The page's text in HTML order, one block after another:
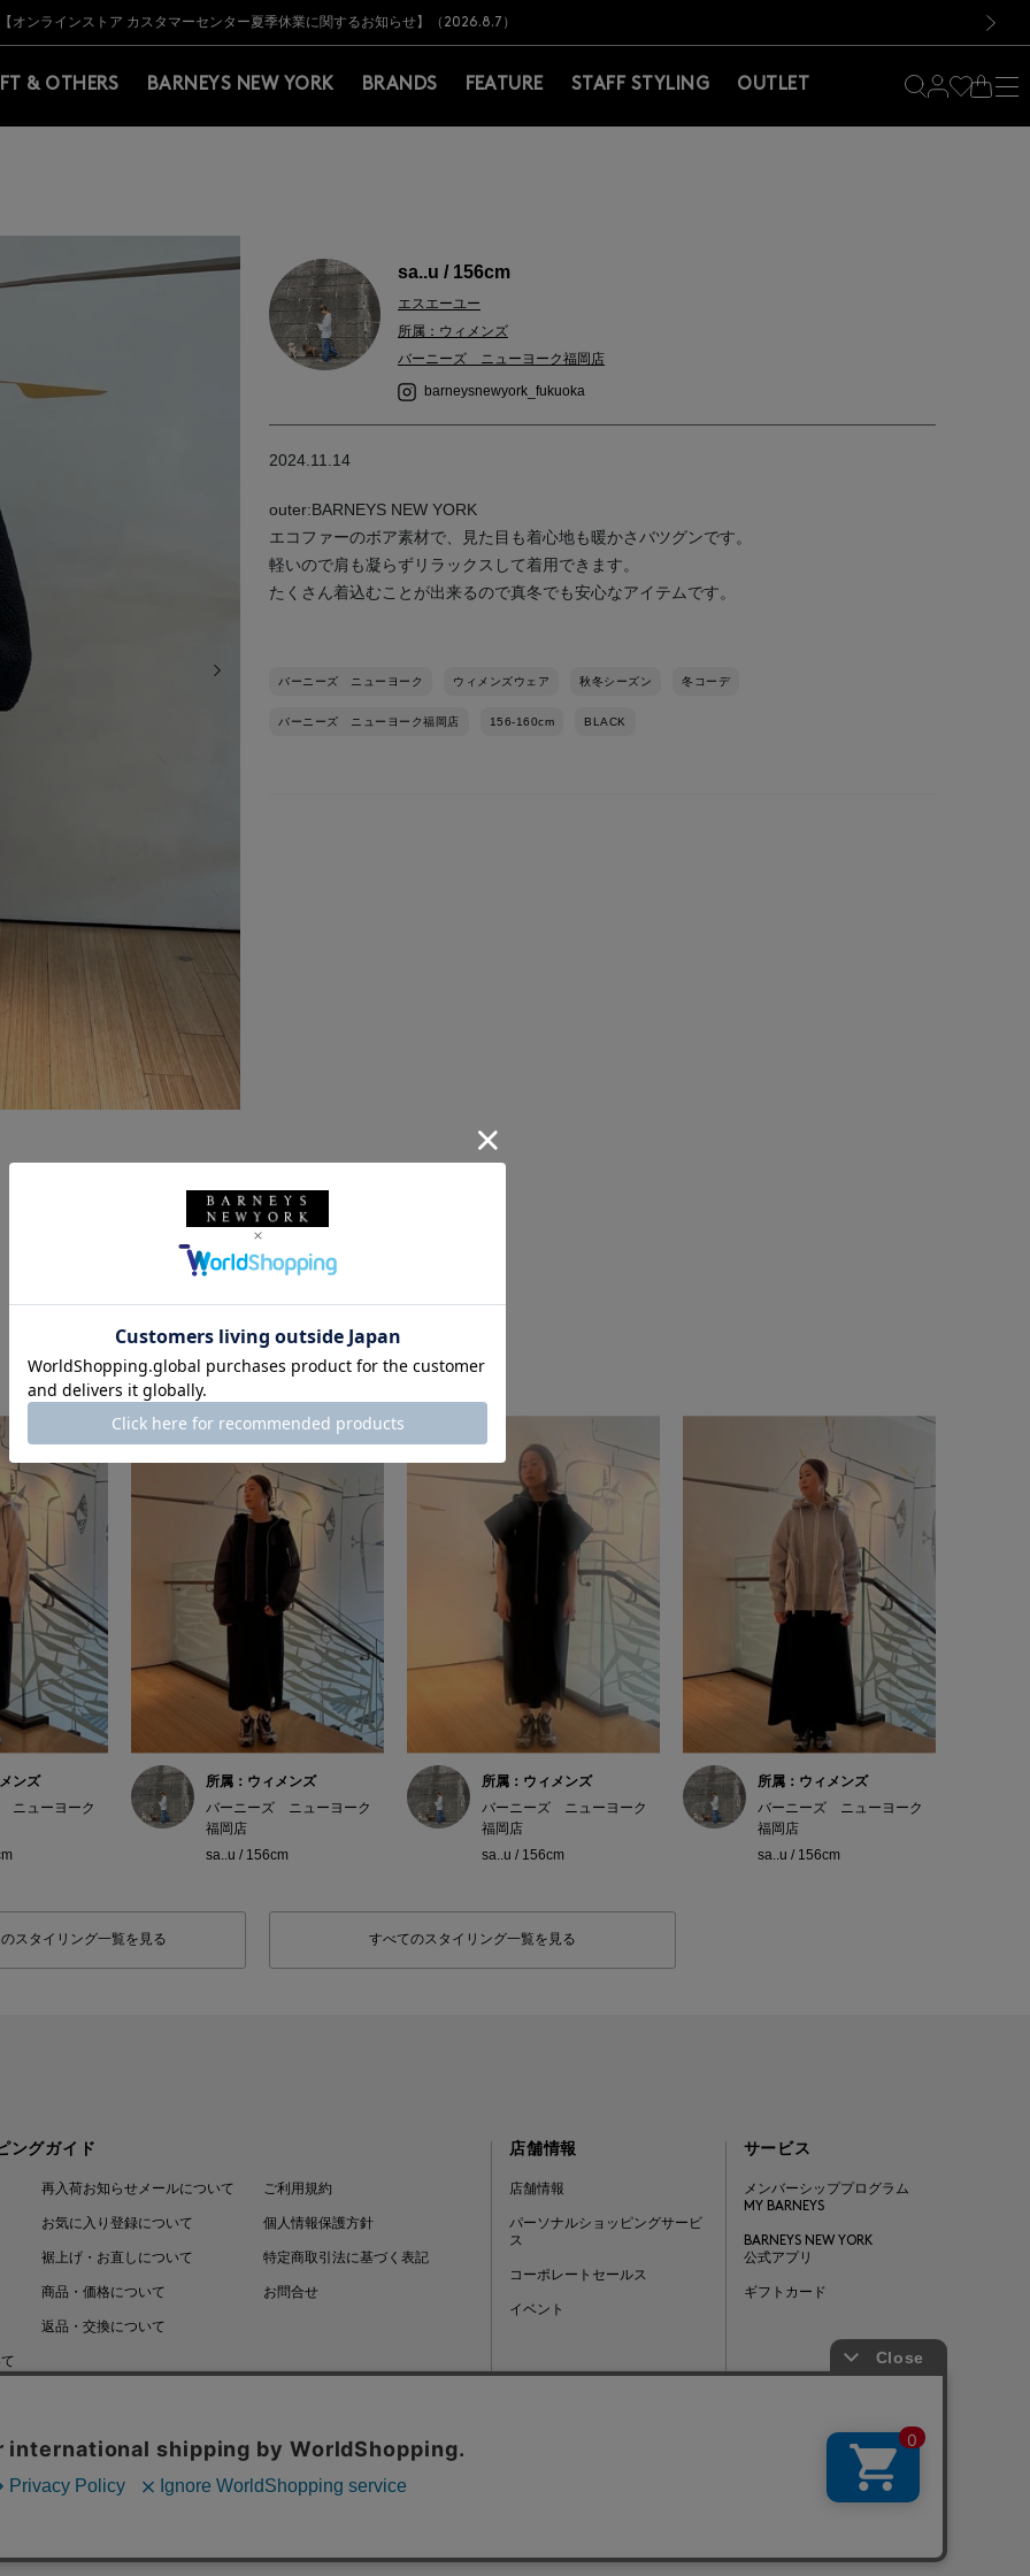
BARNEYS＞会員のお客様は11,000円（税込）以上のお買上げで常時送料無料！お買い物の際は会員登録を！
【夏季休業に伴う出荷一時停止のお知らせ】(2026.8.7)
【オンラインストア カスタマーセンター夏季休業に関するお知らせ】（2026.8.7）
【夏季休業に伴う返品・交換承り一時停止のお知らせ】（2026.8.5）
熊本県を中心とした地震の影響によるお荷物のお届けについて
【開催中】SUMMER SALEのご案内・ご注意事項
BARNEYS＞会員のお客様は11,000円（税込）以上のお買上げで常時送料無料！お買い物の際は会員登録を！
【夏季休業に伴う出荷一時停止のお知らせ】(2026.8.7)
& OTHERS BARNEYS NEW YORK BRANDS FEATURE STAFF STYLING OUTLET
sa..u / 156cm
エスエーユー
所属：ウィメンズ
バーニーズ ニューヨーク福岡店
barneysnewyork_fukuoka
2024.11.14
outer:BARNEYS NEW YORK
エコファーのボア素材で、見た目も着心地も暖かさバツグンです。
軽いので肩も凝らずリラックスして着用できます。
たくさん着込むことが出来るので真冬でも安心なアイテムです。
バーニーズ ニューヨーク ウィメンズウェア 秋冬シーズン 冬コーデ
バーニーズ ニューヨーク福岡店 156-160cm BLACK
このスタッフの他のスタイリング
ンズ
ニューヨーク
所属：ウィメンズ
バーニーズ ニューヨーク
福岡店
sa..u / 156cm
所属：ウィメンズ
バーニーズ ニューヨーク
福岡店
sa..u / 156cm
所属：ウィメンズ
バーニーズ ニューヨーク
福岡店
sa..u / 156cm
スタイリング一覧を見る すべてのスタイリング一覧を見る
ングガイド
再入荷お知らせメールについて
お気に入り登録について
裾上げ・お直しについて
商品・価格について
返品・交換について
ご利用規約
個人情報保護方針
特定商取引法に基づく表記
お問合せ
店舗情報
店舗情報
パーソナルショッピングサービ
ス
コーポレートセールス
イベント
サービス
メンバーシッププログラム
MY BARNEYS
BARNEYS NEW YORK
公式アプリ
ギフトカード